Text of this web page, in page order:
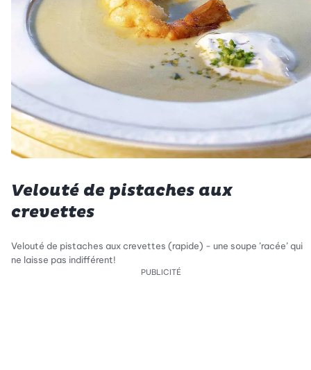
Velouté de pistaches aux
crevettes
Velouté de pistaches aux crevettes (rapide) - une soupe ’racée’ qui
ne laisse pas indifférent!
PUBLICITÉ